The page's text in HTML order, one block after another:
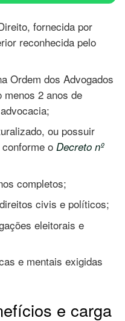
fornecida por
reconhecida pelo
Ordem dos Advogados
2 anos de
ou possuir
conforme oDecreto nº
completos;
civis e políticos;
eleitorais e
e mentais exigidas
e carga